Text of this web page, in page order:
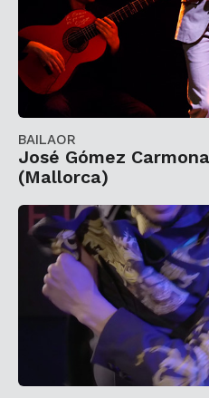
BAILAOR
José Gómez
(Mallorca)